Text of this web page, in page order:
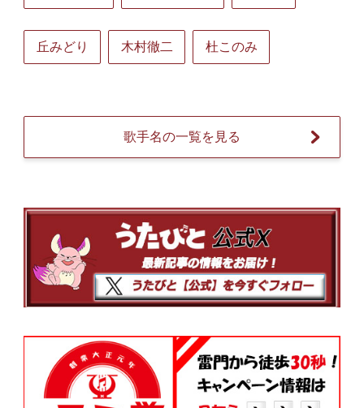
丘みどり 木村徹二 杜このみ
歌手名の一覧を見る